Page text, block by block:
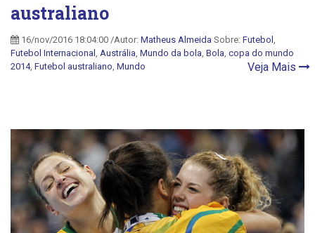
australiano
16/nov/2016 18:04:00 /Autor: Matheus Almeida Sobre: Futebol
Futebol Internacional
Austrália Mundo da bola Bola copa do mundo
2014, Futebol australiano Mundo Veja Mais